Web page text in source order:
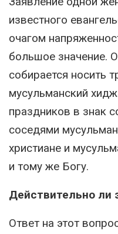
известного
очагом
большое значение.
собирается носить
мусульманский
праздников в знак
соседями
христиане и
и тому же Богу.
Действительно ли
Ответ на этот